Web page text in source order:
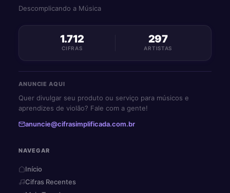
Descomplicando a Música
1.712
CIFRAS
297
ARTISTAS
ANUNCIE AQUI
Quer divulgar seu produto ou serviço para músicos e
aprendizes de violão? Fale com a gente!
anuncie@cifrasimplificada.com.br
NAVEGAR
Início
Cifras Recentes